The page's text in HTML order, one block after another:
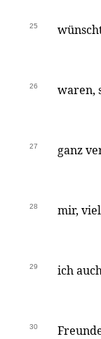
25
26 waren,
27 ganz
28 mir,
29 ich
30